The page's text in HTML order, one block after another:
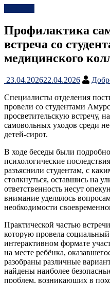
Профилактика
встреча со
медицинского
23.04.202622.04.2026
Специалисты отделения
провели со студентами
просветительскую встречу,
самовольных уходов среди
детей-сирот.
В ходе беседы были
психологические
разъяснили студентам, с
столкнуться, оставшись на
ответственность несут
внимание уделялось
необходимости
Практической частью
которую провела
интерактивном формате
на месте ребёнка,
разобраны различные
найдены наиболее
проблем, возникающих в